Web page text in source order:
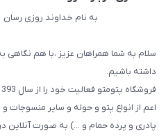
به نام خداوند روزی رسان
سلام به شما همراهان عزیز ،با هم نگاهی
داشته باشیم.
اعم از انواع پتو و حوله و سایر منسوجات
پادری و پرده حمام و ...) به صورت آنلاین